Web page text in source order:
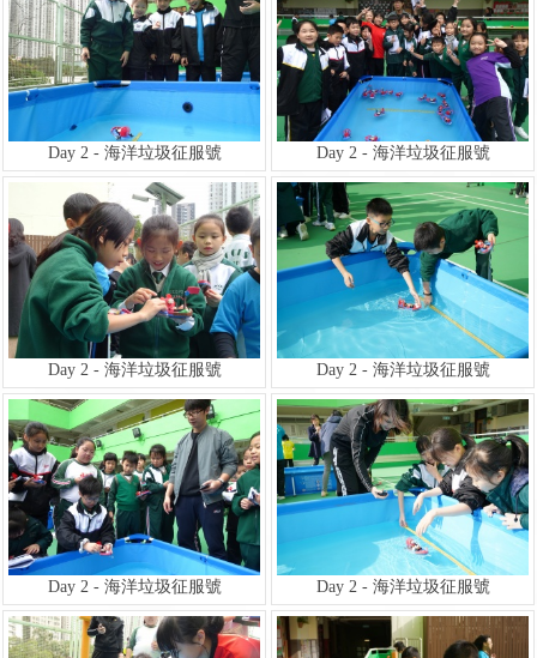
Day 2 - 海洋垃圾征服號 Day 2 - 海洋垃圾征服號
Day 2 - 海洋垃圾征服號 Day 2 - 海洋垃圾征服號
Day 2 - 海洋垃圾征服號 Day 2 - 海洋垃圾征服號